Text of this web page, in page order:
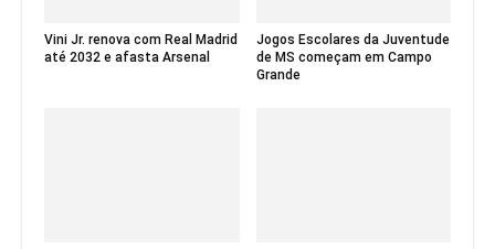
Vini Jr. renova com Real Madrid
até 2032 e afasta Arsenal
Jogos Escolares da Juventude
de MS começam em Campo
Grande